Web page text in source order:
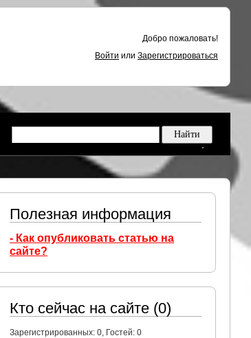
Добро пожаловать!
Войти или Зарегистрироваться
Полезная информация
- Как опубликовать статью на
сайте?
Кто сейчас на сайте (0)
Зарегистрированных: 0, Гостей: 0